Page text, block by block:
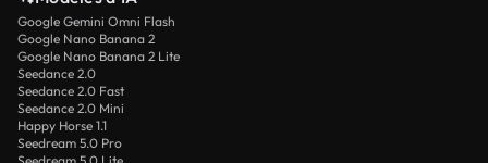
Google Gemini Omni Flash
Google Nano Banana 2
Google Nano Banana 2 Lite
Seedance 2.0
Seedance 2.0 Fast
Seedance 2.0 Mini
Happy Horse 1.1
Seedream 5.0 Pro